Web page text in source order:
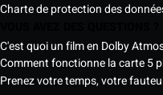
Charte de protection des
C'est quoi un film en Dolby
Comment fonctionne la carte 5
Prenez votre temps, votre